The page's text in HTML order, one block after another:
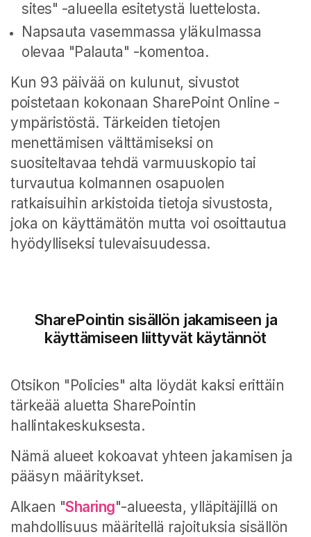
sites" -alueella esitetystä luettelosta.
Napsauta vasemmassa yläkulmassa
olevaa "Palauta" -komentoa.
Kun 93 päivää on kulunut, sivustot
poistetaan kokonaan SharePoint Online -
ympäristöstä. Tärkeiden tietojen
menettämisen välttämiseksi on
suositeltavaa tehdä varmuuskopio tai
turvautua kolmannen osapuolen
ratkaisuihin arkistoida tietoja sivustosta,
joka on käyttämätön mutta voi osoittautua
hyödylliseksi tulevaisuudessa.
SharePointin sisällön jakamiseen ja
käyttämiseen liittyvät käytännöt
Otsikon "Policies" alta löydät kaksi erittäin
tärkeää aluetta SharePointin
hallintakeskuksesta.
Nämä alueet kokoavat yhteen jakamisen ja
pääsyn määritykset.
Alkaen "Sharing"-alueesta, ylläpitäjillä on
mahdollisuus määritellä rajoituksia sisällön